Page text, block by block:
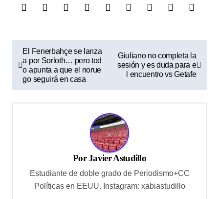
El Fenerbahçe se lanza
a por Sorloth… pero tod
o apunta a que el norue
go seguirá en casa
Giuliano no completa la
sesión y es duda para e
l encuentro vs Getafe
PorJavier Astudillo
Estudiante de doble grado de Periodismo+CC
Políticas en EEUU. Instagram: xabiastudillo